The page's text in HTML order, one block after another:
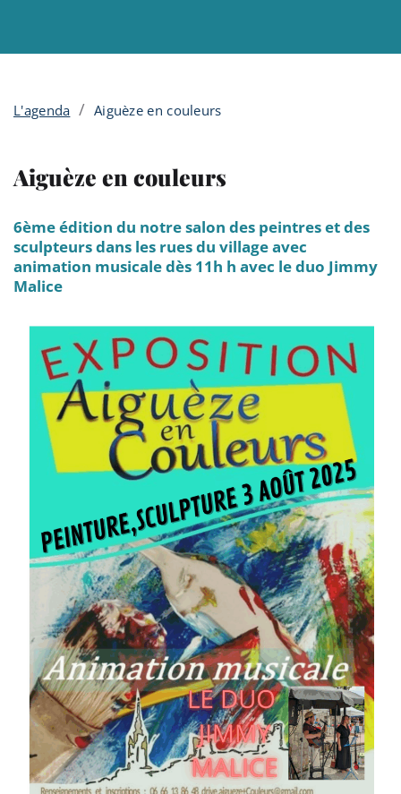
L'agenda / Aiguèze en couleurs
Aiguèze en couleurs
6ème édition du notre salon des peintres et des
sculpteurs dans les rues du village avec
animation musicale dès 11h h avec le duo Jimmy
Malice